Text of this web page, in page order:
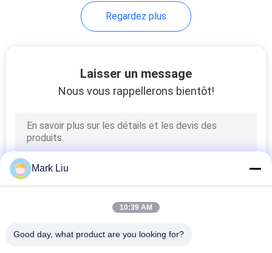
Regardez plus
Laisser un message
Nous vous rappellerons bientôt!
Mark Liu
10:39 AM
Good day, what product are you looking for?